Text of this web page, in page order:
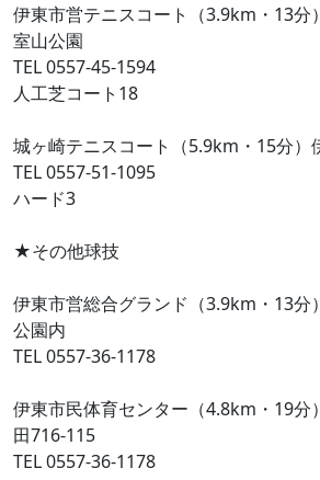
伊東市営テニスコート（3.9km・13分
室山公園
TEL 0557-45-1594
人工芝コート18
城ヶ崎テニスコート（5.9km・15分）
TEL 0557-51-1095
ハード3
★その他球技
伊東市営総合グランド（3.9km・13分
公園内
TEL 0557-36-1178
伊東市民体育センター（4.8km・19分
田716-115
TEL 0557-36-1178